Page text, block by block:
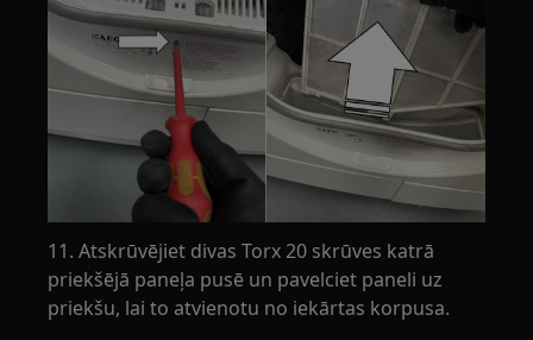
11. Atskrūvējiet divas Torx 20 skrūves katrā
priekšējā paneļa pusē un pavelciet paneli uz
priekšu, lai to atvienotu no iekārtas korpusa.